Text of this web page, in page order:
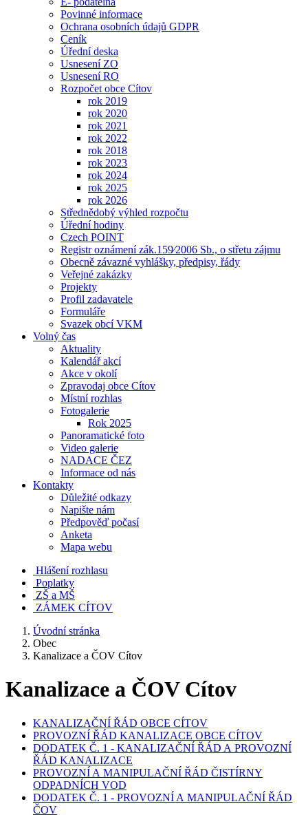
Povinné informace
Ochrana osobních údajů GDPR
Ceník
Úřední deska
Usnesení ZO
Usnesení RO
Rozpočet obce Cítov
rok 2019
rok 2020
rok 2021
rok 2022
rok 2018
rok 2023
rok 2024
rok 2025
rok 2026
Střednědobý výhled rozpočtu
Úřední hodiny
Czech POINT
Registr oznámení zák.159⁄2006 Sb., o střetu zájmu
Obecně závazné vyhlášky, předpisy, řády
Veřejné zakázky
Projekty
Profil zadavatele
Formuláře
Svazek obcí VKM
Volný čas
Aktuality
Kalendář akcí
Akce v okolí
Zpravodaj obce Cítov
Místní rozhlas
Fotogalerie
Rok 2025
Panoramatické foto
Video galerie
NADACE ČEZ
Informace od nás
Kontakty
Důležité odkazy
Napište nám
Předpověď počasí
Anketa
Mapa webu
Hlášení rozhlasu
Poplatky
ZŠ a MŠ
ZÁMEK CÍTOV
Úvodní stránka
Obec
Kanalizace a ČOV Cítov
Kanalizace a ČOV Cítov
KANALIZAČNÍ ŘÁD OBCE CÍTOV
PROVOZNÍ ŘÁD KANALIZACE OBCE CÍTOV
DODATEK Č. 1 - KANALIZAČNÍ ŘÁD A PROVOZNÍ
ŘÁD KANALIZACE
PROVOZNÍ A MANIPULAČNÍ ŘÁD ČISTÍRNY
ODPADNÍCH VOD
DODATEK Č. 1 - PROVOZNÍ A MANIPULAČNÍ ŘÁD
ČOV